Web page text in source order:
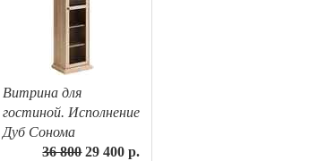
Витрина для
гостиной. Исполнение
Дуб Сонома
36 80029 400 р.